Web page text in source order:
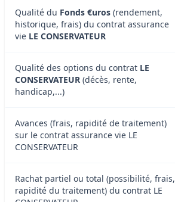
Qualité du Fonds €uros (rendement,
historique, frais) du contrat assurance
vie LE CONSERVATEUR
Qualité des options du contrat LE
CONSERVATEUR (décès, rente,
handicap,...)
Avances (frais, rapidité de traitement)
sur le contrat assurance vie LE
CONSERVATEUR
Rachat partiel ou total (possibilité, frais,
rapidité du traitement) du contrat LE